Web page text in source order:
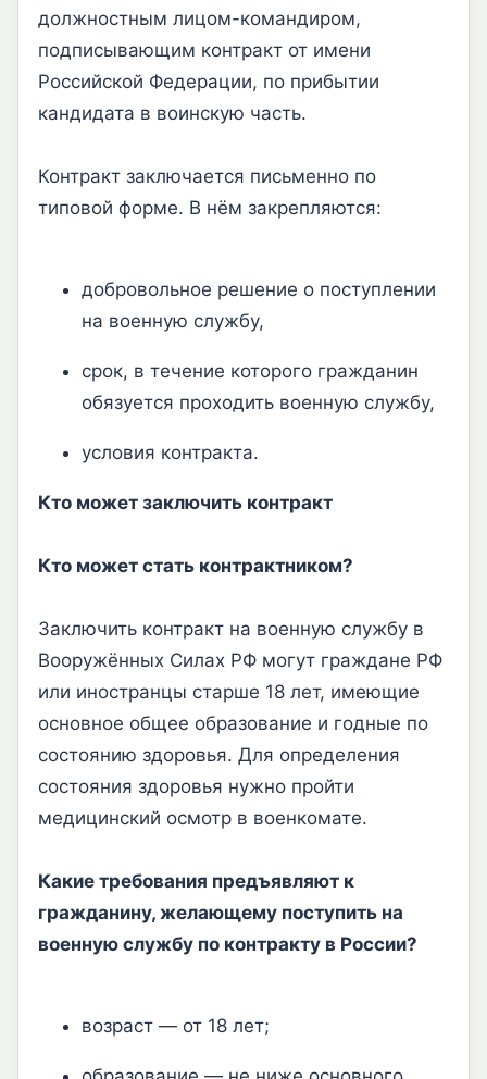
должностным лицом-командиром,
подписывающим контракт от имени
Российской Федерации, по прибытии
кандидата в воинскую часть.
Контракт заключается письменно по
типовой форме. В нём закрепляются:
добровольное решение о поступлении
на военную службу,
срок, в течение которого гражданин
обязуется проходить военную службу,
условия контракта.
Кто может заключить контракт
Кто может стать контрактником?
Заключить контракт на военную службу в
Вооружённых Силах РФ могут граждане РФ
или иностранцы старше 18 лет, имеющие
основное общее образование и годные по
состоянию здоровья. Для определения
состояния здоровья нужно пройти
медицинский осмотр в военкомате.
Какие требования предъявляют к
гражданину, желающему поступить на
военную службу по контракту в России?
возраст — от 18 лет;